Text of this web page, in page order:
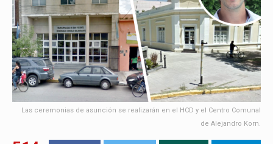
Las ceremonias de asunción se realizarán en el HCD y el Centro Comunal
de Alejandro Korn.